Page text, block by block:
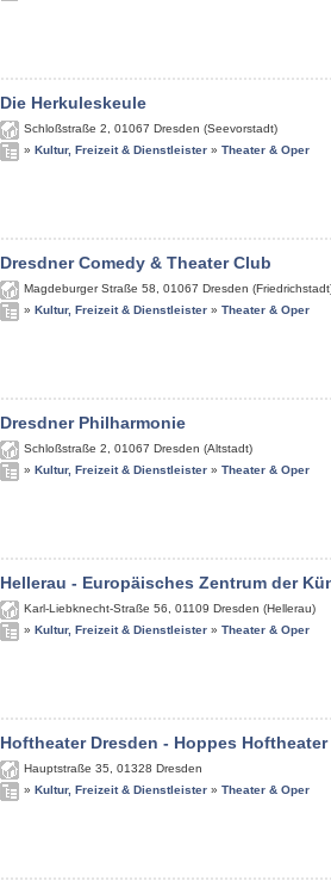
Die Herkuleskeule
Schloßstraße 2 01067 Dresden (Seevorstadt)
» Kultur, Freizeit & Dienstleister » Theater & Oper
Dresdner Comedy & Theater Club
Magdeburger Straße 58 01067 Dresden
» Kultur, Freizeit & Dienstleister » Theater & Oper
Dresdner Philharmonie
Schloßstraße 2 01067 Dresden (Altstadt)
» Kultur, Freizeit & Dienstleister » Theater & Oper
Hellerau - Europäisches Zentrum der
Karl-Liebknecht-Straße 56 01109 Dresden (Hellerau)
» Kultur, Freizeit & Dienstleister » Theater & Oper
Hoftheater Dresden - Hoppes Hoftheater
Hauptstraße 35 01328 Dresden
» Kultur, Freizeit & Dienstleister » Theater & Oper